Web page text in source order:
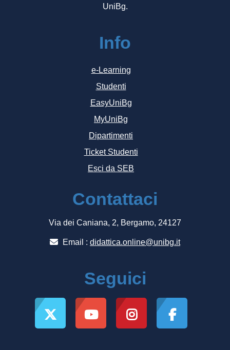
UniBg.
Info
e-Learning
Studenti
EasyUniBg
MyUniBg
Dipartimenti
Ticket Studenti
Esci da SEB
Contattaci
Via dei Caniana, 2, Bergamo, 24127
Email : didattica.online@unibg.it
Seguici